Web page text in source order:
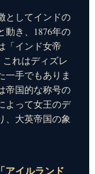
としてインドの
動き、1876年の
「インド女帝
これはディズレ
一手でもありま
帝国的な称号の
よって女王のデ
、大英帝国の象
アイルランド